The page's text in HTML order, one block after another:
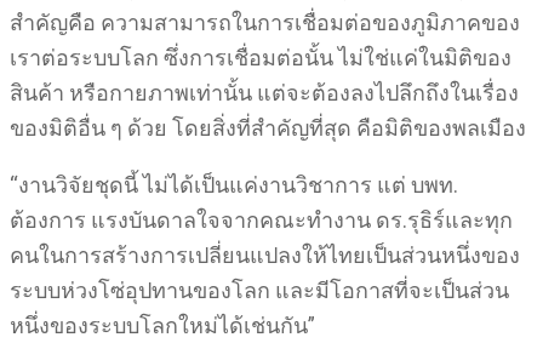
สําคัญคือ ความสามารถในการเชื่อมต่อของภูมิภาคของ
เราต่อระบบโลก ซึ่งการเชื่อมต่อนั้น ไม่ใช่แค่ในมิติของ
สินค้า หรือกายภาพเท่านั้น แต่จะต้องลงไปลึกถึงในเรื่อง
ของมิติอื่น ๆ ด้วย โดยสิ่งที่สําคัญที่สุด คือมิติของพลเมือง
“งานวิจัยชุดนี้ ไม่ได้เป็นแค่งานวิชาการ แต่ บพท.
ต้องการ แรงบันดาลใจจากคณะทำงาน ดร.รุธิร์และทุก
คนในการสร้างการเปลี่ยนแปลงให้ไทยเป็นส่วนหนึ่งของ
ระบบห่วงโซ่อุปทานของโลก และมีโอกาสที่จะเป็นส่วน
หนึ่งของระบบโลกใหม่ได้เช่นกัน”